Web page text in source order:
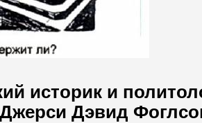
историк и
Дэвид